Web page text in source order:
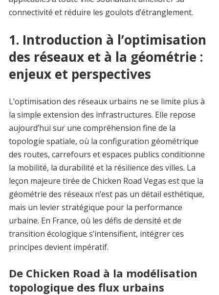
connectivité et réduire les goulots d’étranglement.
1. Introduction à l’optimisation
des réseaux et à la géométrie :
enjeux et perspectives
L’optimisation des réseaux urbains ne se limite plus à
la simple extension des infrastructures. Elle repose
aujourd’hui sur une compréhension fine de la
topologie spatiale, où la configuration géométrique
des routes, carrefours et espaces publics conditionne
la mobilité, la durabilité et la résilience des villes. La
leçon majeure tirée de Chicken Road Vegas est que la
géométrie des réseaux n’est pas un détail esthétique,
mais un levier stratégique pour la performance
urbaine. En France, où les défis de densité et de
transition écologique s’intensifient, intégrer ces
principes devient impératif.
De Chicken Road à la modélisation
topologique des flux urbains